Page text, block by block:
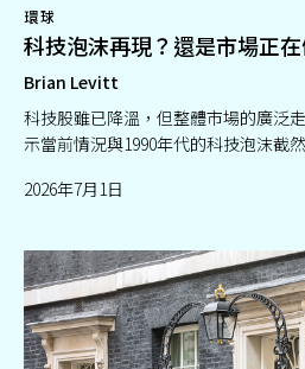
環球
科技泡沫再現？還是市場正在
Brian Levitt
科技股雖已降溫，但整體市場的廣泛
示當前情況與1990年代的科技泡沫截
2026年7月1日